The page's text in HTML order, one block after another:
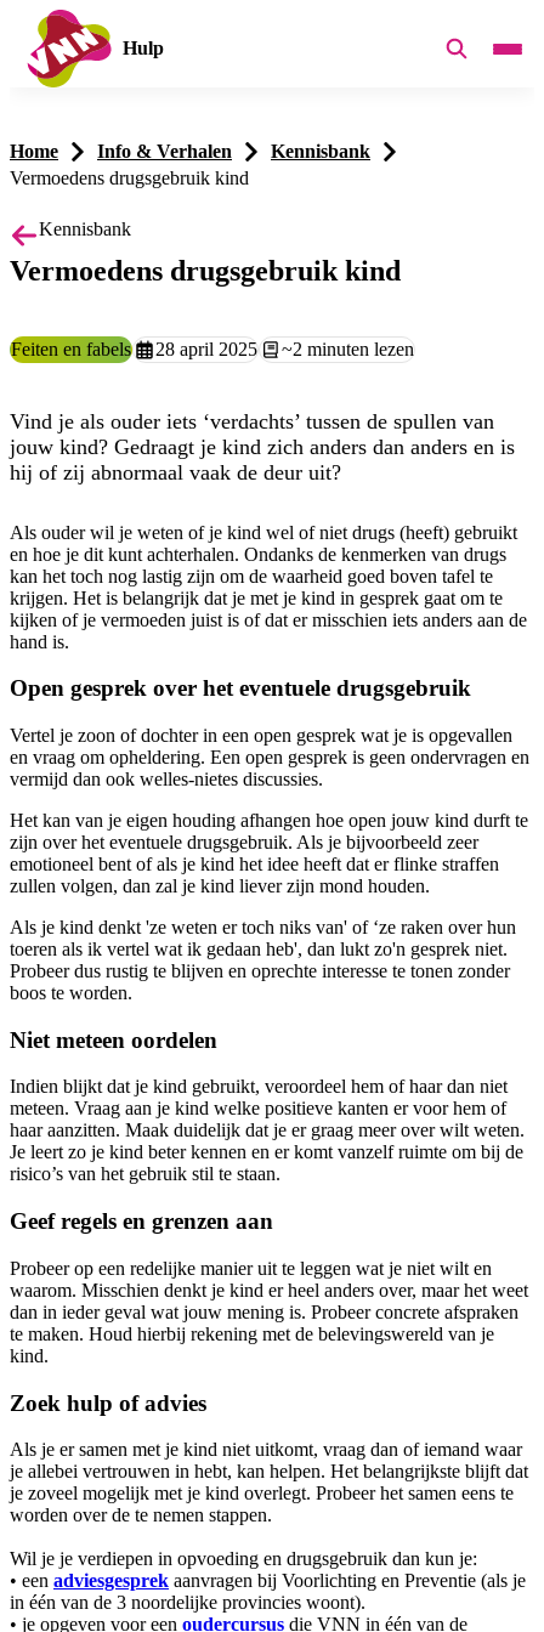
Hulp
Home Info & Verhalen
Kennisbank
Vermoedens drugsgebruik kind
Kennisbank
Vermoedens drugsgebruik kind
Categorie:
Feiten en fabelsAangemaakt op:
28 april 2025Leestijd:
~2 minuten lezen
Vind je als ouder iets ‘verdachts’ tussen de spullen van
jouw kind? Gedraagt je kind zich anders dan anders en is
hij of zij abnormaal vaak de deur uit?
Als ouder wil je weten of je kind wel of niet drugs (heeft) gebruikt
en hoe je dit kunt achterhalen. Ondanks de kenmerken van drugs
kan het toch nog lastig zijn om de waarheid goed boven tafel te
krijgen. Het is belangrijk dat je met je kind in gesprek gaat om te
kijken of je vermoeden juist is of dat er misschien iets anders aan de
hand is.
Open gesprek over het eventuele drugsgebruik
Vertel je zoon of dochter in een open gesprek wat je is opgevallen
en vraag om opheldering. Een open gesprek is geen ondervragen en
vermijd dan ook welles-nietes discussies.
Het kan van je eigen houding afhangen hoe open jouw kind durft te
zijn over het eventuele drugsgebruik. Als je bijvoorbeeld zeer
emotioneel bent of als je kind het idee heeft dat er flinke straffen
zullen volgen, dan zal je kind liever zijn mond houden.
Als je kind denkt 'ze weten er toch niks van' of ‘ze raken over hun
toeren als ik vertel wat ik gedaan heb', dan lukt zo'n gesprek niet.
Probeer dus rustig te blijven en oprechte interesse te tonen zonder
boos te worden.
Niet meteen oordelen
Indien blijkt dat je kind gebruikt, veroordeel hem of haar dan niet
meteen. Vraag aan je kind welke positieve kanten er voor hem of
haar aanzitten. Maak duidelijk dat je er graag meer over wilt weten.
Je leert zo je kind beter kennen en er komt vanzelf ruimte om bij de
risico’s van het gebruik stil te staan.
Geef regels en grenzen aan
Probeer op een redelijke manier uit te leggen wat je niet wilt en
waarom. Misschien denkt je kind er heel anders over, maar het weet
dan in ieder geval wat jouw mening is. Probeer concrete afspraken
te maken. Houd hierbij rekening met de belevingswereld van je
kind.
Zoek hulp of advies
Als je er samen met je kind niet uitkomt, vraag dan of iemand waar
je allebei vertrouwen in hebt, kan helpen. Het belangrijkste blijft dat
je zoveel mogelijk met je kind overlegt. Probeer het samen eens te
worden over de te nemen stappen.
Wil je je verdiepen in opvoeding en drugsgebruik dan kun je:
• een adviesgesprek aanvragen bij Voorlichting en Preventie (als je
in één van de 3 noordelijke provincies woont).
• je opgeven voor een oudercursus die VNN in één van de